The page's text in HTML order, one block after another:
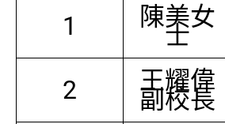
1
陳美女
士
2 王耀偉
副校長